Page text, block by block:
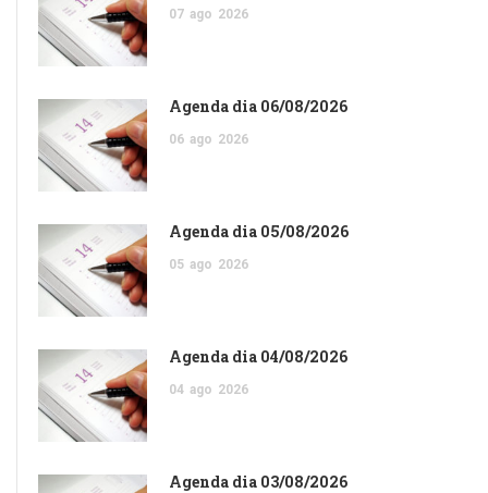
07 ago 2026
Agenda dia 06/08/2026
06 ago 2026
Agenda dia 05/08/2026
05 ago 2026
Agenda dia 04/08/2026
04 ago 2026
Agenda dia 03/08/2026